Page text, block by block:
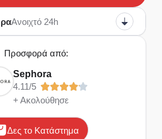
Ανοιχτό 24h
Προσφορά από:
Sephora
4.11/5
+ Ακολούθησε
Δες το Κατάστημα